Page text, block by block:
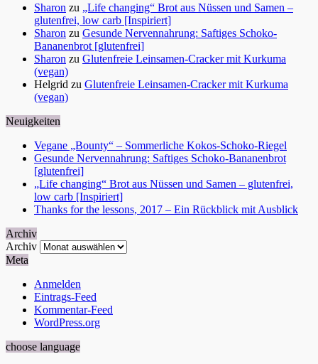
Sharon zu „Life changing“ Brot aus Nüssen und Samen –
glutenfrei, low carb [Inspiriert]
Sharon zu Gesunde Nervennahrung: Saftiges Schoko-
Bananenbrot [glutenfrei]
Sharon zu Glutenfreie Leinsamen-Cracker mit Kurkuma
(vegan)
Helgrid zu Glutenfreie Leinsamen-Cracker mit Kurkuma
(vegan)
Neuigkeiten
Vegane „Bounty“ – Sommerliche Kokos-Schoko-Riegel
Gesunde Nervennahrung: Saftiges Schoko-Bananenbrot
[glutenfrei]
„Life changing“ Brot aus Nüssen und Samen – glutenfrei,
low carb [Inspiriert]
Thanks for the lessons, 2017 – Ein Rückblick mit Ausblick
Archiv
Archiv
Meta
Anmelden
Eintrags-Feed
Kommentar-Feed
WordPress.org
choose language